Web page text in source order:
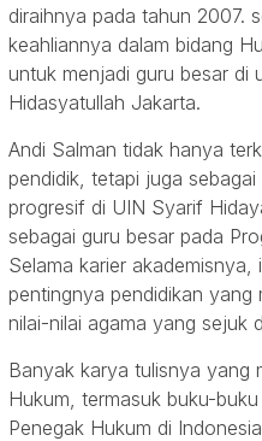
diraihnya pada tahun 2007.
keahliannya dalam bidang
untuk menjadi guru besar di
Hidasyatullah Jakarta.
Andi Salman tidak hanya
pendidik, tetapi juga
progresif di UIN Syarif
sebagai guru besar pada
Selama karier akademisnya,
pentingnya pendidikan yang
nilai-nilai agama yang sejuk
Banyak karya tulisnya yang
Hukum, termasuk buku-
Penegak Hukum di